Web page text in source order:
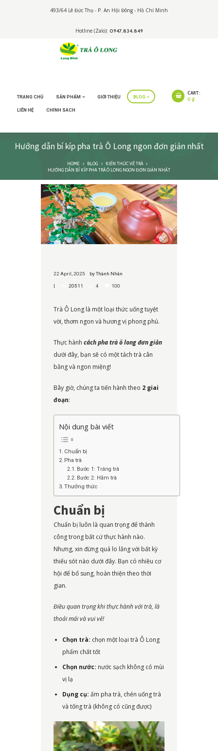
493/64 Lê Đức Thọ - P. An Hội Đông - Hồ Chí Minh
Hotline (Zalo): 0947.834.849
TRANG CHỦ SẢN PHẨM GIỚI THIỆU BLOG
LIÊN HỆ CHÍNH SÁCH
CART:
0 ₫
Hướng dẫn bí kíp pha trà Ô Long ngon đơn giản nhất
HOME BLOG
KIẾN THỨC VỀ TRÀ
HƯỚNG DẪN BÍ KÍP PHA TRÀ Ô LONG NGON ĐƠN GIẢN NHẤT
22 April, 2025 byThành Nhân
20511 4 100
Trà Ô Long là một loại thức uống tuyệt
vời, thơm ngon và hương vị phong phú.
Thực hành cách pha trà ô long đơn giản
dưới đây, bạn sẽ có một tách trà cân
bằng và ngon miệng!
Bây giờ, chúng ta tiến hành theo 2 giai
đoạn:
Nội dung bài viết
Chuẩn bị
Pha trà
Bước 1: Tráng trà
Bước 2: Hãm trà
Thưởng thức
Chuẩn bị
Chuẩn bị luôn là quan trọng để thành
công trong bất cứ thực hành nào.
Nhưng, xin đừng quá lo lắng với bất kỳ
thiếu sót nào dưới đây. Bạn có nhiều cơ
hội để bổ sung, hoàn thiện theo thời
gian.
Điều quan trọng khi thực hành với trà, là
thoải mái và vui vẻ!
Chọn trà: chọn một loại trà Ô Long
phẩm chất tốt
Chọn nước: nước sạch không có mùi
vị lạ
Dụng cụ: ấm pha trà, chén uống trà
và tống trà (không có cũng được)